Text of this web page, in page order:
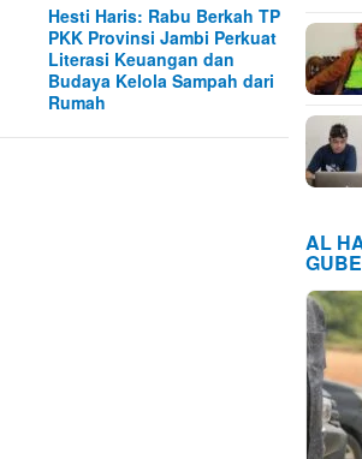
Hesti Haris: Rabu Berkah TP
PKK Provinsi Jambi Perkuat
Literasi Keuangan dan
Budaya Kelola Sampah dari
Rumah
AL